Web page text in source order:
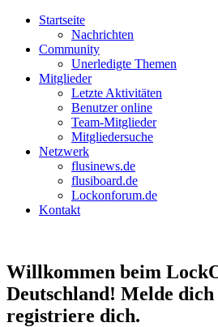
Startseite
Nachrichten
Community
Unerledigte Themen
Mitglieder
Letzte Aktivitäten
Benutzer online
Team-Mitglieder
Mitgliedersuche
Netzwerk
flusinews.de
flusiboard.de
Lockonforum.de
Kontakt
Willkommen beim
Deutschland! Melde dich
registriere dich.